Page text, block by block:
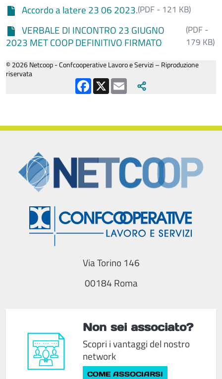
Accordo a latere 23 06 2023.(PDF - 121 KB)
VERBALE DI INCONTRO 23 GIUGNO
2023 MET COOP DEFINITIVO FIRMATO
(PDF -
179 KB)
© 2026 Netcoop - Confcooperative Lavoro e Servizi – Riproduzione
riservata
Facebook
X Email
Non sei associato?
Scopri i vantaggi del nostro
network
COME ASSOCIARSI
Via Torino 146
00184 Roma